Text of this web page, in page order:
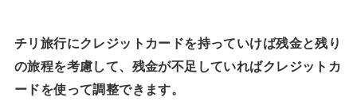
チリ旅行にクレジットカードを持っていけば残金と残り
の旅程を考慮して、残金が不足していればクレジットカ
ードを使って調整できます。